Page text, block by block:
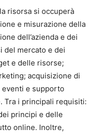
risorsa si occuperà
e misurazione della
dell’azienda e dei
del mercato e dei
e delle risorse;
acquisizione di
eventi e supporto
Tra i principali requisiti:
principi e delle
online. Inoltre,